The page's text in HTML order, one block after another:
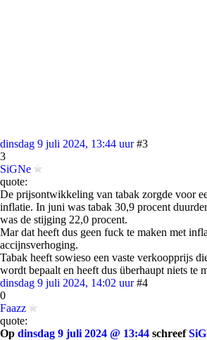
dinsdag 9 juli 2024, 13:44 uur #3
3
SiGNe
quote:
De prijsontwikkeling van tabak zorgde voor
inflatie. In juni was tabak 30,9 procent
was de stijging 22,0 procent.
Mar dat heeft dus geen fuck te maken met
accijnsverhoging.
Tabak heeft sowieso een vaste verkoopprijs
wordt bepaalt en heeft dus überhaupt niets te
dinsdag 9 juli 2024, 14:02 uur #4
0
Faazz
quote:
Op dinsdag 9 juli 2024 @ 13:44 schreef